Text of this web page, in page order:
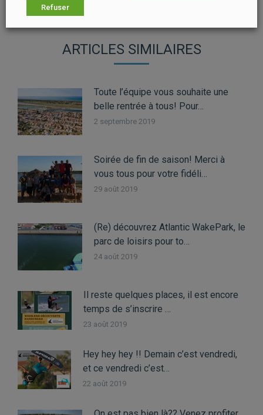
ARTICLES SIMILAIRES
Toute l’équipe vous souhaite une
belle rentrée à tous! Pour…
2 septembre 2019
Soirée de fin de saison! Merci à
vous tous pour votre fidéli…
29 août 2019
(Re) découvrez Atlantic WakePark, le
parc de loisirs pour to…
24 août 2019
Il reste quelques places, il est encore
temps de s’inscrire …
23 août 2019
Hey hey hey !! Demain c’est vendredi,
et ce vendredi c’est…
22 août 2019
Refuser